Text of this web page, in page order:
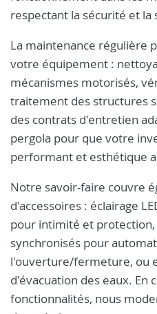
respectant la sécurité et la
La maintenance régulière
votre équipement :
mécanismes motorisés,
traitement des structures
des contrats d'entretien
pergola pour que votre
performant et esthétique
Notre savoir-faire couvre
d'accessoires : éclairage
pour intimité et
synchronisés pour
l'ouverture/fermeture, ou
d'évacuation des eaux. En
fonctionnalités, nous